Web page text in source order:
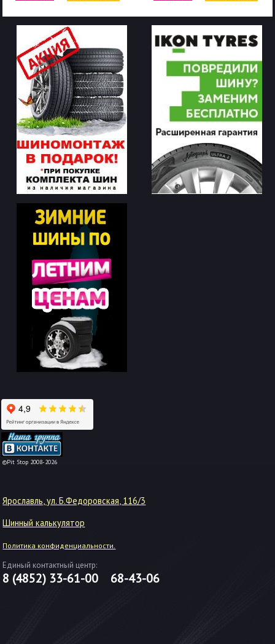
©Pit Stop 2008-2026
-->
Ярославль, ул. Б.Федоровская, 116/3
Шинный калькулятор
Политика конфиденциальности.
Единый контактный центр:
8 (4852) 33-61-00 68-43-06